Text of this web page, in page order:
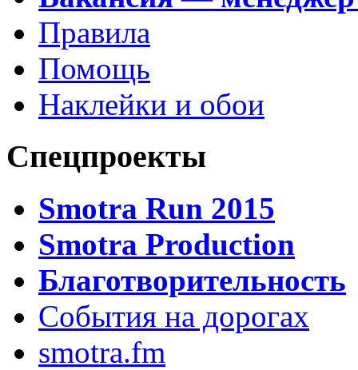
Правила
Помощь
Наклейки и обои
Спецпроекты
Smotra Run 2015
Smotra Production
Благотворительность
События на дорогах
smotra.fm